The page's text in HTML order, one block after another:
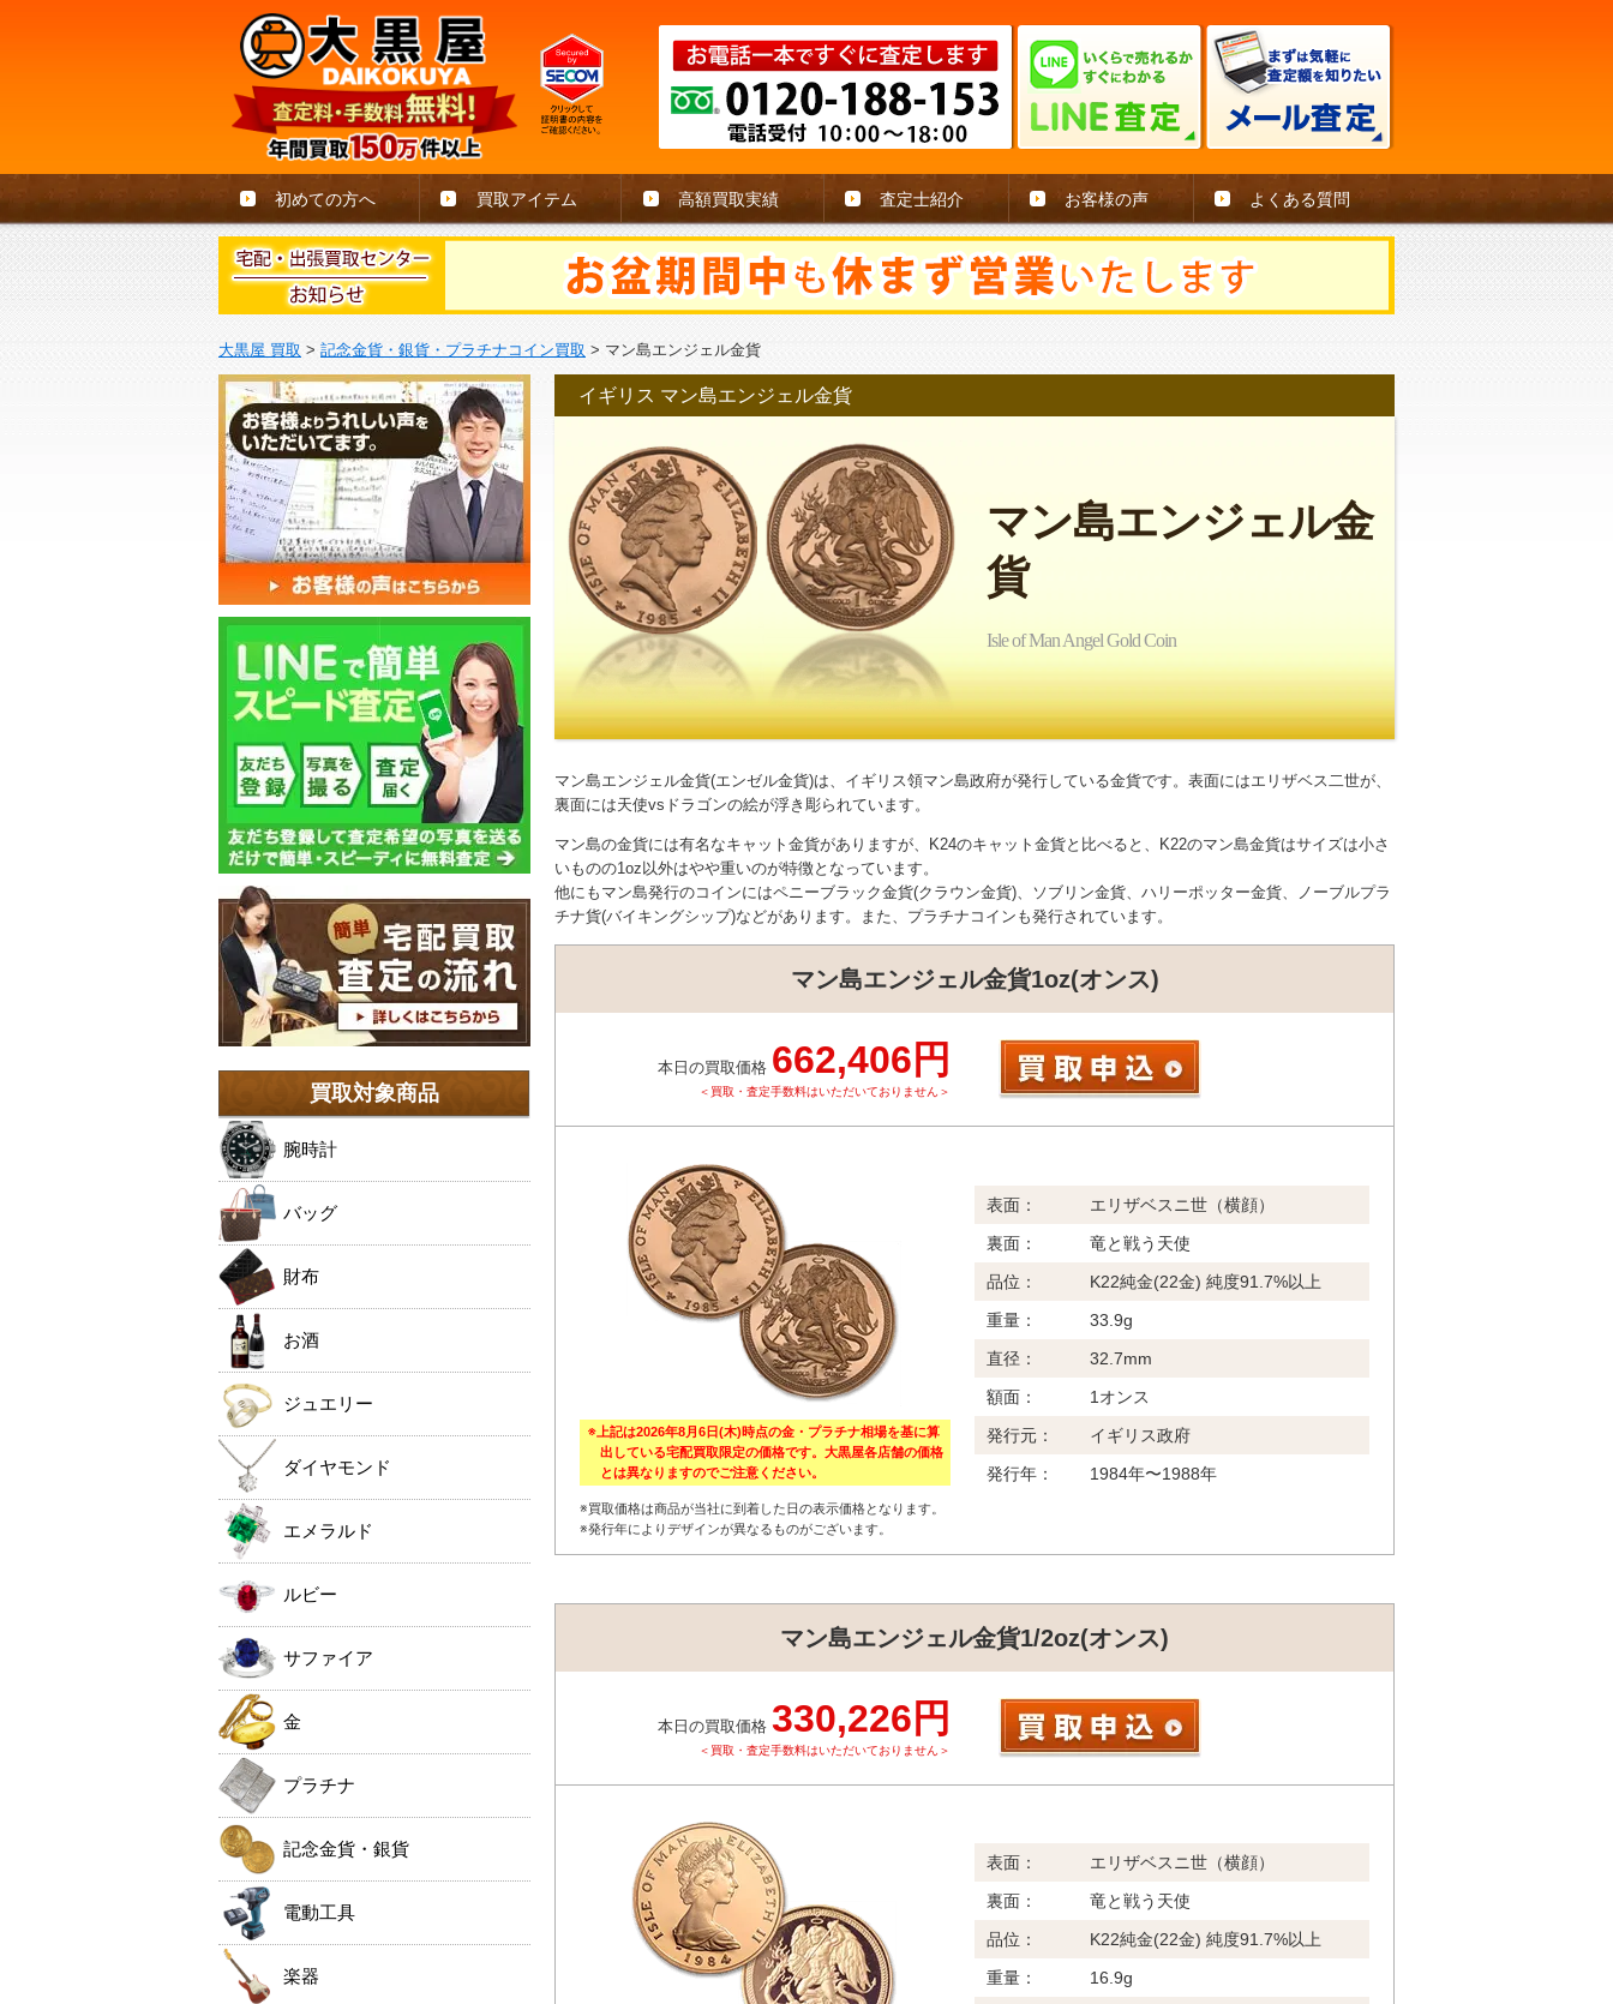
初めての方へ 買取アイテム 高額買取実績 査定士紹介 お客様の声 よくある質問
大黒屋 買取 > 記念金貨・銀貨・プラチナコイン買取 > マン島エンジェル金貨
イギリス マン島エンジェル金貨
マン島エンジェル金
貨
Isle of Man Angel Gold Coin
マン島エンジェル金貨(エンゼル金貨)は、イギリス領マン島政府が発行している金貨です。表面にはエリザベス二世が、
裏面には天使vsドラゴンの絵が浮き彫られています。
マン島の金貨には有名なキャット金貨がありますが、K24のキャット金貨と比べると、K22のマン島金貨はサイズは小さ
いものの1oz以外はやや重いのが特徴となっています。
他にもマン島発行のコインにはペニーブラック金貨(クラウン金貨)、ソブリン金貨、ハリーポッター金貨、ノーブルプラ
チナ貨(バイキングシップ)などがあります。また、プラチナコインも発行されています。
マン島エンジェル金貨1oz(オンス)
本日の買取価格 662,406円
＜買取・査定手数料はいただいておりません＞
※上記は2026年8月6日(木)時点の金・プラチナ相場を基に算
出している宅配買取限定の価格です。大黒屋各店舗の価格
とは異なりますのでご注意ください。
※買取価格は商品が当社に到着した日の表示価格となります。
※発行年によりデザインが異なるものがございます。
表面：
エリザベスニ世（横顔）
裏面：
竜と戦う天使
品位：
K22純金(22金) 純度91.7%以上
重量：
33.9g
直径：
32.7mm
額面：
1オンス
発行元：
イギリス政府
発行年：
1984年〜1988年
マン島エンジェル金貨1/2oz(オンス)
本日の買取価格 330,226円
＜買取・査定手数料はいただいておりません＞
表面：
エリザベスニ世（横顔）
裏面：
竜と戦う天使
品位：
K22純金(22金) 純度91.7%以上
重量：
16.9g
買取対象商品
腕時計
バッグ
財布
お酒
ジュエリー
ダイヤモンド
エメラルド
ルビー
サファイア
金
プラチナ
記念金貨・銀貨
電動工具
楽器